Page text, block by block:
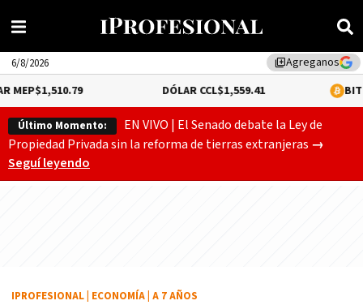
library_addAgreganos
6/8/2026
$1,559.41 0.12%
Último Momento:
EN VIVO | El Senado debate la Ley de
Propiedad Privada sin la reforma de tierras extranjeras →
Seguí leyendo
IPROFESIONAL ECONOMÍA A 7 AÑOS